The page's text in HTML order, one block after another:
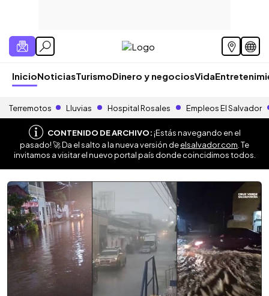
InicioNoticiasTurismoDinero y negociosVida
Terremotos Lluvias Hospital Rosales Empleos El Salvador
CONTENIDO DE ARCHIVO:¡Estás navegando en el
pasado! 🚀 Da el salto a la nueva versión deelsalvador.com . Te
invitamos a visitar el nuevo portal país donde coincidimos todos.